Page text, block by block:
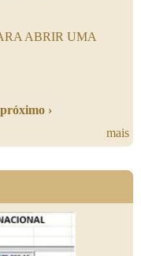
ABRIR UMA
próximo ›
mais